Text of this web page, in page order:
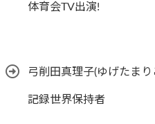
体育会TV出演!
弓削田真理子(ゆげたま
記録世界保持者